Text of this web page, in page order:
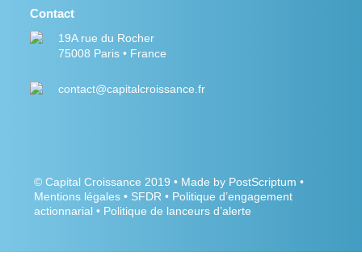
Contact
19A rue du Rocher
75008 Paris • France
contact@capitalcroissance.fr
© Capital Croissance 2019 • Made by PostScriptum •
Mentions légales• SFDR • Politique d’engagement
actionnarial• Politique de lanceurs d’alerte